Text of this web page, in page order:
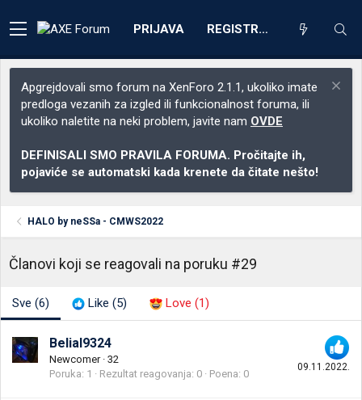
PRIJAVA REGISTRACIJA
Apgrejdovali smo forum na XenForo 2.1.1, ukoliko imate
predloga vezanih za izgled ili funkcionalnost foruma, ili
ukoliko naletite na neki problem, javite nam OVDE
DEFINISALI SMO PRAVILA FORUMA. Pročitajte ih,
pojaviće se automatski kada krenete da čitate nešto!
HALO by neSSa - CMWS2022
Članovi koji se reagovali na poruku #29
Sve (6) Like (5) Love (1)
09.11.2022.
Belial9324
Newcomer · 32
Poruka 1 Rezultat reagovanja 0 Poena 0